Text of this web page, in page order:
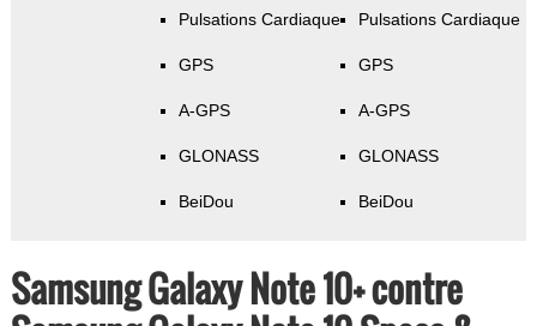
Pulsations Cardiaque
GPS
A-GPS
GLONASS
BeiDou
Pulsations Cardiaque
GPS
A-GPS
GLONASS
BeiDou
Samsung Galaxy Note 10+ contre